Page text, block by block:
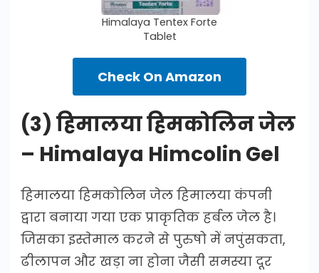
Himalaya Tentex Forte
Tablet
Check On Amazon
(3) हिमालया हिमकोलिन जेल
– Himalaya Himcolin Gel
हिमालया हिमकोलिन जेल हिमालया कंपनी
द्वारा बनाया गया एक प्राकृतिक हर्बल जेल है।
जिसका इस्तेमाल करने से पुरुषो में नपुंसकता,
ढीलापन और खड़ा ना होना जैसी समस्या दूर